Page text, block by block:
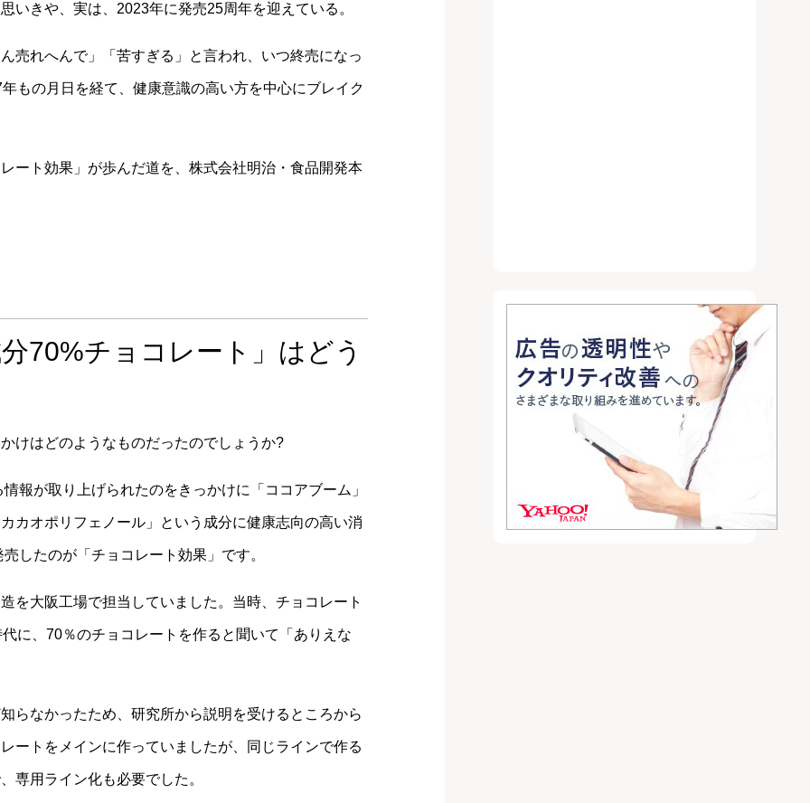
いきや、実は、2023年に発売25周年を迎えている。
売れへんで」「苦すぎる」と言われ、いつ終売になっ
もの月日を経て、健康意識の高い方を中心にブレイク
ート効果」が歩んだ道を、株式会社明治・食品開発本
70%チョコレート」はどう
けはどのようなものだったのでしょうか?
報が取り上げられたのをきっかけに「ココアブーム」
カオポリフェノール」という成分に健康志向の高い消
したのが「チョコレート効果」です。
を大阪工場で担当していました。当時、チョコレート
に、70％のチョコレートを作ると聞いて「ありえな
らなかったため、研究所から説明を受けるところから
ートをメインに作っていましたが、同じラインで作る
専用ライン化も必要でした。